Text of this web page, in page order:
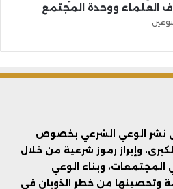
العلماء ووحدة المجتمع
نشر الوعي الشرعي بخصوص
وإبراز رموز شرعية من خلال
وبناء الوعي
وتحصينها من خطر الذوبان في